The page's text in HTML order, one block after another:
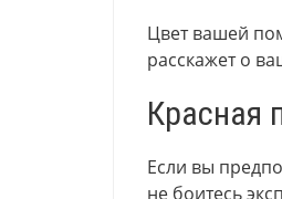
Цвет вашей
расскажет о
Красная
Если вы
не боитесь